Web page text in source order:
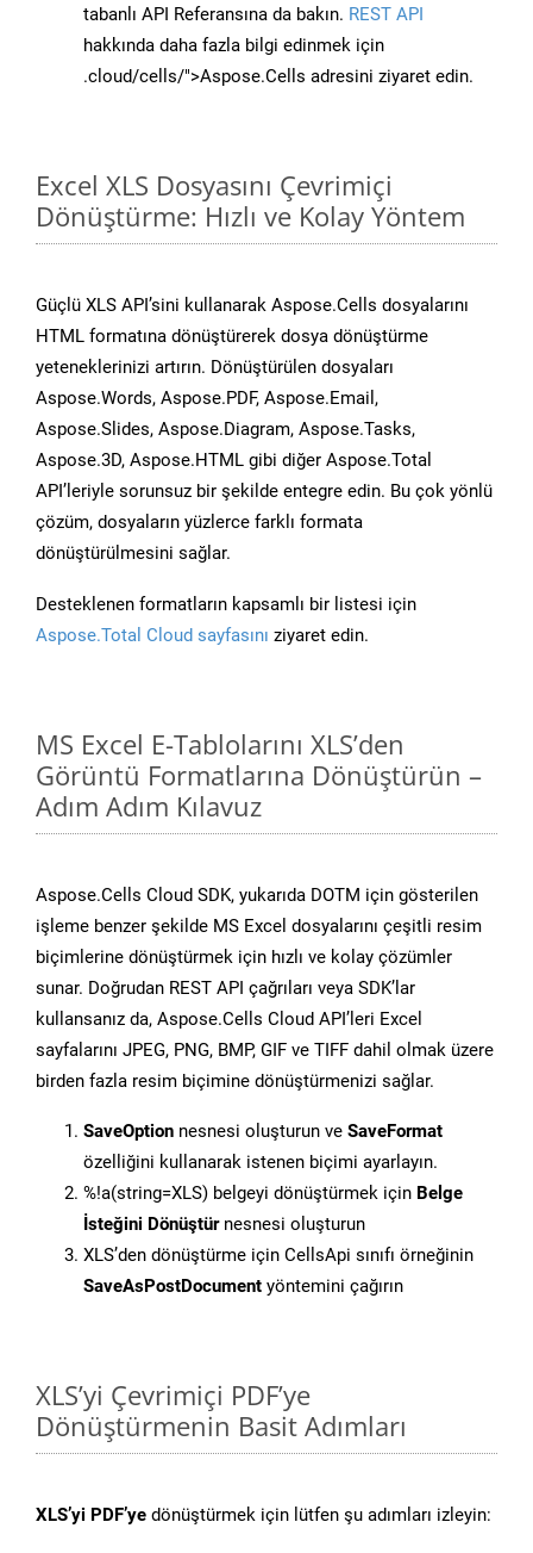
tabanlı API Referansına da bakın. REST API
hakkında daha fazla bilgi edinmek için
.cloud/cells/">Aspose.Cells adresini ziyaret edin.
Excel XLS Dosyasını Çevrimiçi
Dönüştürme: Hızlı ve Kolay Yöntem
Güçlü XLS API’sini kullanarak Aspose.Cells dosyalarını
HTML formatına dönüştürerek dosya dönüştürme
yeteneklerinizi artırın. Dönüştürülen dosyaları
Aspose.Words, Aspose.PDF, Aspose.Email,
Aspose.Slides, Aspose.Diagram, Aspose.Tasks,
Aspose.3D, Aspose.HTML gibi diğer Aspose.Total
API’leriyle sorunsuz bir şekilde entegre edin. Bu çok yönlü
çözüm, dosyaların yüzlerce farklı formata
dönüştürülmesini sağlar.
Desteklenen formatların kapsamlı bir listesi için
Aspose.Total Cloud sayfasını ziyaret edin.
MS Excel E-Tablolarını XLS’den
Görüntü Formatlarına Dönüştürün –
Adım Adım Kılavuz
Aspose.Cells Cloud SDK, yukarıda DOTM için gösterilen
işleme benzer şekilde MS Excel dosyalarını çeşitli resim
biçimlerine dönüştürmek için hızlı ve kolay çözümler
sunar. Doğrudan REST API çağrıları veya SDK’lar
kullansanız da, Aspose.Cells Cloud API’leri Excel
sayfalarını JPEG, PNG, BMP, GIF ve TIFF dahil olmak üzere
birden fazla resim biçimine dönüştürmenizi sağlar.
SaveOption nesnesi oluşturun ve SaveFormat
özelliğini kullanarak istenen biçimi ayarlayın.
%!a(string=XLS) belgeyi dönüştürmek için Belge
İsteğini Dönüştürnesnesi oluşturun
XLS’den dönüştürme için CellsApi sınıfı örneğinin
SaveAsPostDocument yöntemini çağırın
XLS’yi Çevrimiçi PDF’ye
Dönüştürmenin Basit Adımları
XLS’yi PDF’ye dönüştürmek için lütfen şu adımları izleyin: